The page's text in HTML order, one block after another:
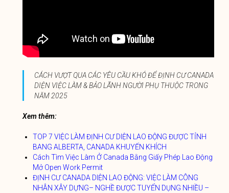
CÁCH VƯỢT QUA CÁC YÊU CẦU KHÓ ĐỂ ĐỊNH CƯ CANADA
DIỆN VIỆC LÀM & BẢO LÃNH NGƯỜI PHỤ THUỘC TRONG
NĂM 2025
Xem thêm:
TOP 7 VIỆC LÀM ĐỊNH CƯ DIỆN LAO ĐỘNG ĐƯỢC TỈNH
BANG ALBERTA, CANADA KHUYẾN KHÍCH
Cách Tìm Việc Làm Ở Canada Bằng Giấy Phép Lao Động
Mở Open Work Permit
ĐỊNH CƯ CANADA DIỆN LAO ĐỘNG: VIỆC LÀM CÔNG
NHÂN XÂY DỰNG– NGHỀ ĐƯỢC TUYỂN DỤNG NHIỀU –